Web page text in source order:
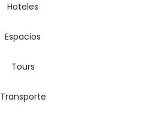
Hoteles
Espacios
Tours
Transporte